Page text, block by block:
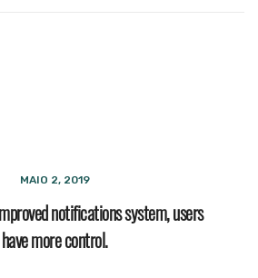
MAIO 2, 2019
notifications system, users
have more control.